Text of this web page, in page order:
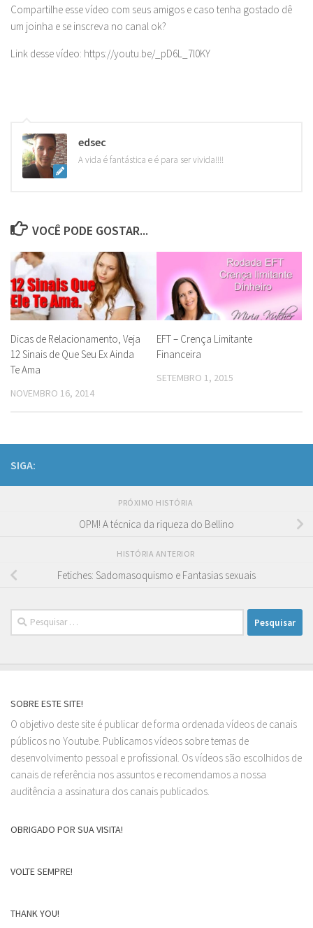
Compartilhe esse vídeo com seus amigos e caso tenha gostado dê
um joinha e se inscreva no canal ok?
Link desse vídeo: https://youtu.be/_pD6L_7l0KY
edsec
A vida é fantástica e é para ser vivida!!!!
VOCÊ PODE GOSTAR...
Dicas de Relacionamento, Veja
12 Sinais de Que Seu Ex Ainda
Te Ama
NOVEMBRO 16, 2014
EFT – Crença Limitante
Financeira
SETEMBRO 1, 2015
SIGA:
PRÓXIMO HISTÓRIA
OPM! A técnica da riqueza do Bellino
HISTÓRIA ANTERIOR
Fetiches: Sadomasoquismo e Fantasias sexuais
Pesquisar
por:
SOBRE ESTE SITE!
O objetivo deste site é publicar de forma ordenada vídeos de canais
públicos no Youtube. Publicamos vídeos sobre temas de
desenvolvimento pessoal e profissional. Os vídeos são escolhidos de
canais de referência nos assuntos e recomendamos a nossa
auditência a assinatura dos canais publicados.
OBRIGADO POR SUA VISITA!
VOLTE SEMPRE!
THANK YOU!